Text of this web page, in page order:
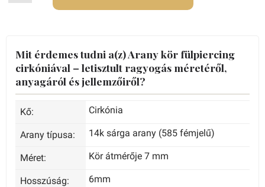
Mit érdemes tudni a(z) Arany kör fülpiercing
cirkóniával – letisztult ragyogás méretéről,
anyagáról és jellemzőiről?
Kő: Cirkónia
Arany típusa: 14k sárga arany (585 fémjelű)
Méret: Kör átmérője 7 mm
Hosszúság: 6mm